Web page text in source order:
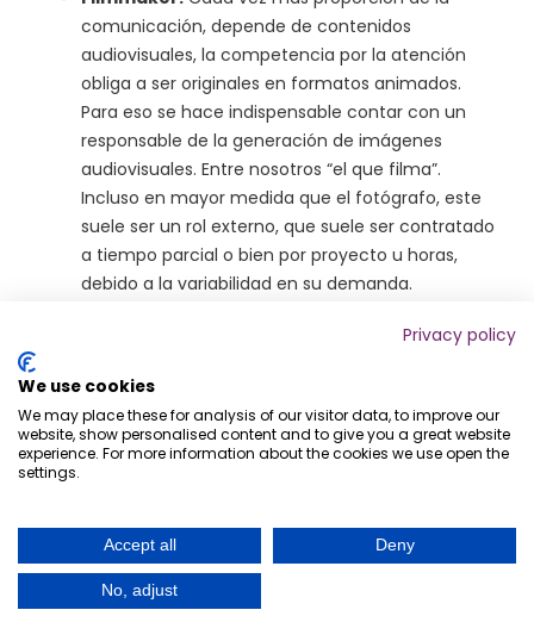
comunicación, depende de contenidos
audiovisuales, la competencia por la atención
obliga a ser originales en formatos animados.
Para eso se hace indispensable contar con un
responsable de la generación de imágenes
audiovisuales. Entre nosotros “el que filma”.
Incluso en mayor medida que el fotógrafo, este
suele ser un rol externo, que suele ser contratado
a tiempo parcial o bien por proyecto u horas,
debido a la variabilidad en su demanda.
Las imágenes y videos en crudo
requieren en la mayoría de los casos de ajustes, a
veces minúsculos y otros trascendentales. Este
rol se encarga de procesar el material audiovisual
y transformarlo en contenido terminado listo
marketing / publicidad o productoras de
contenido.
Paid Media Specialist:
Privacy policy
We use cookies
We may place these for analysis of our visitor data, to improve our
website, show personalised content and to give you a great website
experience. For more information about the cookies we use open the
settings.
Accept all Deny
No, adjust